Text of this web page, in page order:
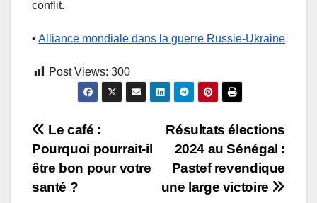
conflit.
• Alliance mondiale dans la guerre Russie-Ukraine
Post Views: 300
Navigation
de
l’article
Résultats élections
2024 au Sénégal :
Pastef revendique
une large victoire
Le café :
Pourquoi pourrait-il
être bon pour votre
santé ?